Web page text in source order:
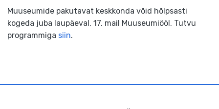
Muuseumide pakutavat keskkonda võid hõlpsasti
kogeda juba laupäeval, 17. mail Muuseumiööl. Tutvu
programmiga siin.